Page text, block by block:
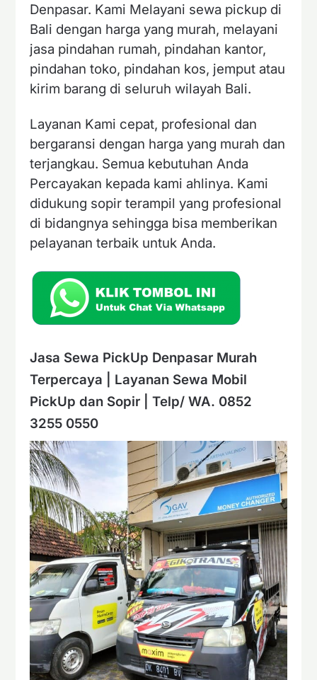
Denpasar. Kami Melayani sewa pickup di
Bali dengan harga yang murah, melayani
jasa pindahan rumah, pindahan kantor,
pindahan toko, pindahan kos, jemput atau
kirim barang di seluruh wilayah Bali.
Layanan Kami cepat, profesional dan
bergaransi dengan harga yang murah dan
terjangkau. Semua kebutuhan Anda
Percayakan kepada kami ahlinya. Kami
didukung sopir terampil yang profesional
di bidangnya sehingga bisa memberikan
pelayanan terbaik untuk Anda.
Jasa Sewa PickUp Denpasar Murah
Terpercaya | Layanan Sewa Mobil
PickUp dan Sopir | Telp/ WA. 0852
3255 0550